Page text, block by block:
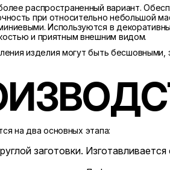
распространенный вариант.
при относительно небольшой
Используются в
и приятным внешним видом.
изделия могут быть бесшовными,
на два основных этапа:
заготовки. Изготавливается